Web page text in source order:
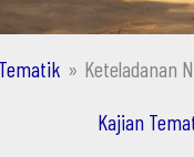
Keteladanan
Kajian